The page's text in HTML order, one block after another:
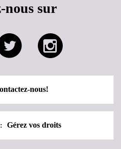
nous sur
nous!
Gérez vos droits